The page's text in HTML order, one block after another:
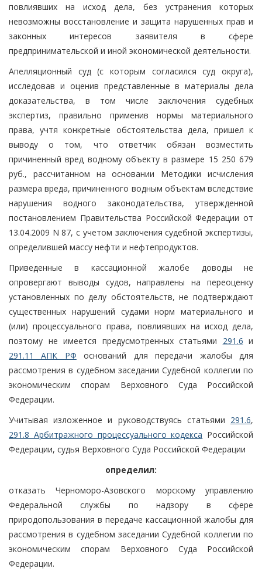
повлиявших на исход дела, без устранения которых
невозможны восстановление и защита нарушенных прав и
законных интересов заявителя в сфере
предпринимательской и иной экономической деятельности.
Апелляционный суд (с которым согласился суд округа),
исследовав и оценив представленные в материалы дела
доказательства, в том числе заключения судебных
экспертиз, правильно применив нормы материального
права, учтя конкретные обстоятельства дела, пришел к
выводу о том, что ответчик обязан возместить
причиненный вред водному объекту в размере 15 250 679
руб., рассчитанном на основании Методики исчисления
размера вреда, причиненного водным объектам вследствие
нарушения водного законодательства, утвержденной
постановлением Правительства Российской Федерации от
13.04.2009 N 87, с учетом заключения судебной экспертизы,
определившей массу нефти и нефтепродуктов.
Приведенные в кассационной жалобе доводы не
опровергают выводы судов, направлены на переоценку
установленных по делу обстоятельств, не подтверждают
существенных нарушений судами норм материального и
(или) процессуального права, повлиявших на исход дела,
поэтому не имеется предусмотренных статьями 291.6 и
291.11 АПК РФ оснований для передачи жалобы для
рассмотрения в судебном заседании Судебной коллегии по
экономическим спорам Верховного Суда Российской
Федерации.
Учитывая изложенное и руководствуясь статьями 291.6,
291.8 Арбитражного процессуального кодекса Российской
Федерации, судья Верховного Суда Российской Федерации
определил:
отказать Черноморо-Азовского морскому управлению
Федеральной службы по надзору в сфере
природопользования в передаче кассационной жалобы для
рассмотрения в судебном заседании Судебной коллегии по
экономическим спорам Верховного Суда Российской
Федерации.